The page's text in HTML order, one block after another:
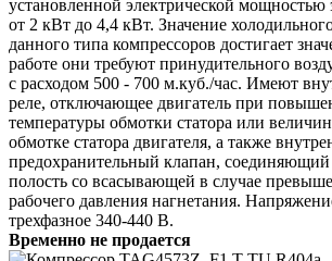
установленной электрической мощностью
от 2 кВт до 4,4 кВт. Значение
данного типа компрессоров достигает
работе они требуют принудительного
с расходом 500 - 700 м.куб./час. Имеют
реле, отключающее двигатель при
температуры обмотки статора или
обмотке статора двигателя, а также
предохранительный клапан, соединяющий
полость со всасывающей в случае
рабочего давления нагнетания.
трехфазное 340-440 В.
Временно не продается